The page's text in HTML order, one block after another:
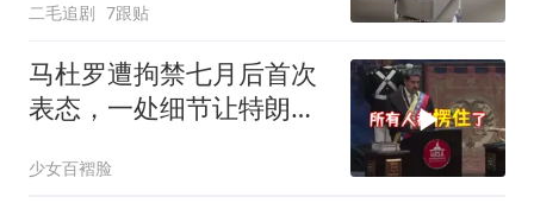
二毛追剧 7跟贴
马杜罗遭拘禁七月后首次
表态，一处细节让特朗普
少女百褶脸